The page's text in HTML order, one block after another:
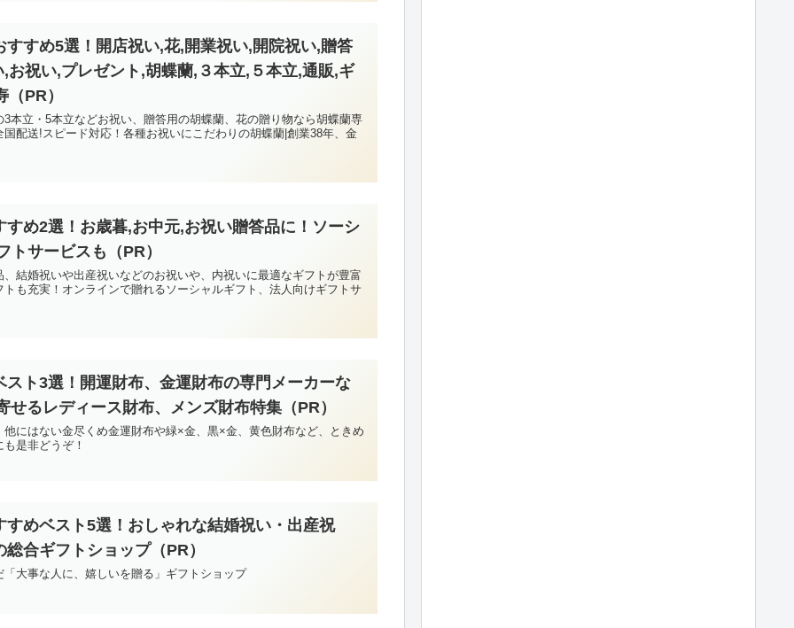
すすめ5選！開店祝い,花,開業祝い,開院祝い,贈答
お祝い,プレゼント,胡蝶蘭,３本立,５本立,通販,ギ
PR）
本立・5本立などお祝い、贈答用の胡蝶蘭、花の贈り物なら胡蝶蘭専
配送!スピード対応！各種お祝いにこだわりの胡蝶蘭|創業38年、金
すめ2選！お歳暮,お中元,お祝い贈答品に！ソーシ
トサービスも（PR）
結婚祝いや出産祝いなどのお祝いや、内祝いに最適なギフトが豊富
も充実！オンラインで贈れるソーシャルギフト、法人向けギフトサ
スト3選！開運財布、金運財布の専門メーカーな
せるレディース財布、メンズ財布特集（PR）
にはない金尽くめ金運財布や緑×金、黒×金、黄色財布など、ときめ
是非どうぞ！
すめベスト5選！おしゃれな結婚祝い・出産祝
合ギフトショップ（PR）
大事な人に、嬉しいを贈る」ギフトショップ